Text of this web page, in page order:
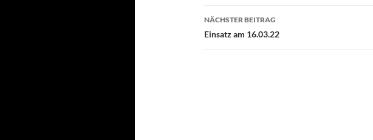
NÄCHSTER BEITRAG
Einsatz am 16.03.22